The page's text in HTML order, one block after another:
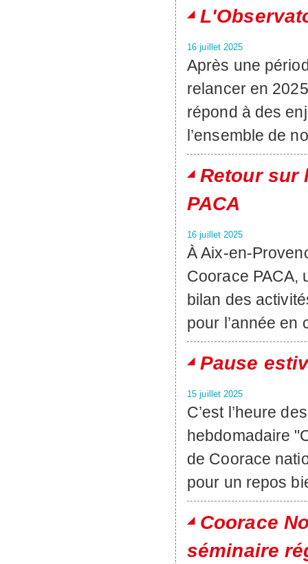
16 juillet 2025
Après une
relancer en
répond à des
l’ensemble de
Retour sur
PACA
16 juillet 2025
À Aix-en-
Coorace PACA,
bilan des
pour l’année en
Pause
15 juillet 2025
C’est l’heure
hebdomadaire
de Coorace
pour un repos
Coorace
séminaire